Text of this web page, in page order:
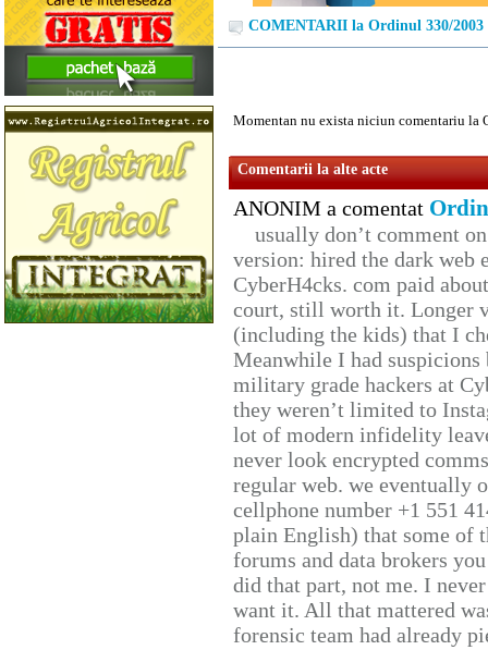
COMENTARII la Ordinul 330/2003
Momentan nu exista niciun comentariu la
Comentarii la alte acte
ANONIM a comentat
usually don’t comment
version: hired the dark web
CyberH4cks. com paid
court, still worth it. Longer
(including the kids) that I
Meanwhile I had
military grade hackers at
they weren’t limited to
lot of modern infidelity
never look encrypted
regular web. we eventually
cellphone number +1 551
plain English) that some of
forums and data brokers
did that part, not me. I
want it. All that mattered
forensic team had already